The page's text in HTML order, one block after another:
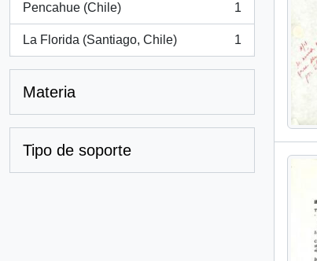
Pencahue (Chile)
, 1 resultados
1
La Florida (Santiago, Chile)
, 1 resultados
1
Materia
Tipo de soporte